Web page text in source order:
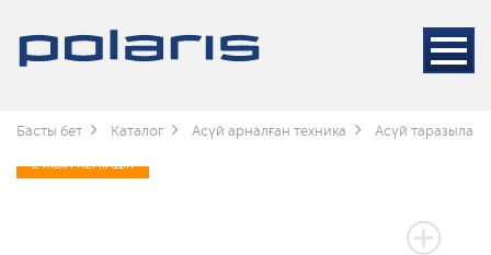
Басты бет Каталог Асүй арналған техника Асүй таразылары
2 ЖЫЛ КЕПІЛДІК